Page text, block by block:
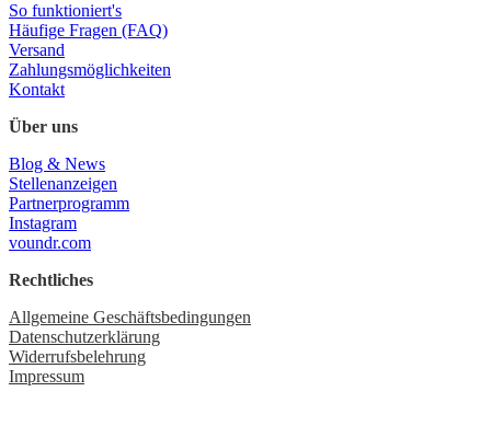
So funktioniert's
Häufige Fragen (FAQ)
Versand
Zahlungsmöglichkeiten
Kontakt
Über uns
Blog & News
Stellenanzeigen
Partnerprogramm
Instagram
voundr.com
Rechtliches
Allgemeine Geschäftsbedingungen
Datenschutzerklärung
Widerrufsbelehrung
Impressum